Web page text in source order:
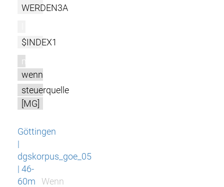
WERDEN3A
$INDEX1
m
wenn
steuerquelle
[MG]
Göttingen
|
dgskorpus_goe_05
| 46-
60m
Wenn